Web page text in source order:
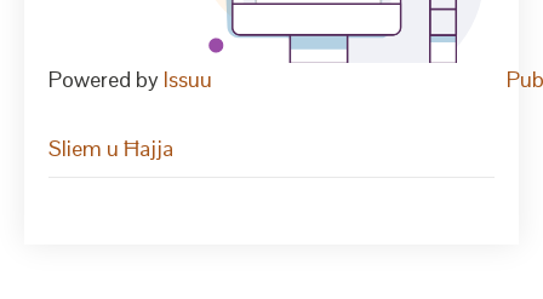
Powered by Issuu
Sliem u Ħajja